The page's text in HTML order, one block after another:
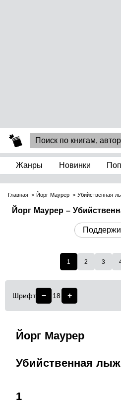
Жанры Новинки
Главная Йорг Маурер Убийственная
Йорг Маурер –
1 2 3
Шрифт − 18 +
Йорг Маурер
Убийственная
1